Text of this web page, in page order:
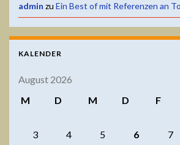
admin zu Ein Best of mit Referenzen an
KALENDER
August 2026
M
D M D F
3
4 5 6 7